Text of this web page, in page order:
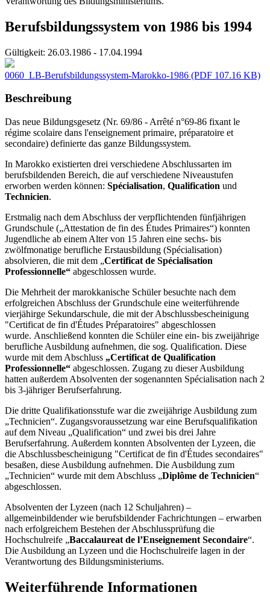
Berufsbildungssystem von 1986 bis 1994
Gültigkeit: 26.03.1986 - 17.04.1994
0060_LB-Berufsbildungssystem-Marokko-1986 (PDF 107.16 KB)
Beschreibung
Das neue Bildungsgesetz (Nr. 69/86 - Arrêté n°69-86 fixant le
régime scolaire dans l'enseignement primaire, préparatoire et
secondaire) definierte das ganze Bildungssystem.
In Marokko existierten drei verschiedene Abschlussarten im
berufsbildenden Bereich, die auf verschiedene Niveaustufen
erworben werden können: Spécialisation, Qualification und
Technicien.
Erstmalig nach dem Abschluss der verpflichtenden fünfjährigen
Grundschule („Attestation de fin des Études Primaires“) konnten
Jugendliche ab einem Alter von 15 Jahren eine sechs- bis
zwölfmonatige berufliche Erstausbildung (Spécialisation)
absolvieren, die mit dem „Certificat de Spécialisation
Professionnelle“ abgeschlossen wurde.
Die Mehrheit der marokkanische Schüler besuchte nach dem
erfolgreichen Abschluss der Grundschule eine weiterführende
vierjähirge Sekundarschule, die mit der Abschlussbescheinigung
"Certificat de fin d'Études Préparatoires" abgeschlossen
wurde. Anschließend konnten die Schüler eine ein- bis zweijährige
berufliche Ausbildung aufnehmen, die sog. Qualification. Diese
wurde mit dem Abschluss „Certificat de Qualification
Professionnelle“ abgeschlossen. Zugang zu dieser Ausbildung
hatten außerdem Absolventen der sogenannten Spécialisation nach 2
bis 3-jähriger Berufserfahrung.
Die dritte Qualifikationsstufe war die zweijährige Ausbildung zum
„Technicien“. Zugangsvoraussetzung war eine Berufsqualifikation
auf dem Niveau „Qualification“ und zwei bis drei Jahre
Berufserfahrung. Außerdem konnten Absolventen der Lyzeen, die
die Abschlussbescheinigung "Certificat de fin d'Études secondaires"
besaßen, diese Ausbildung aufnehmen. Die Ausbildung zum
„Technicien“ wurde mit dem Abschluss „Diplôme de Technicien“
abgeschlossen.
Absolventen der Lyzeen (nach 12 Schuljahren) –
allgemeinbildender wie berufsbildender Fachrichtungen – erwarben
nach erfolgreichem Bestehen der Abschlussprüfung die
Hochschulreife „Baccalaureat de l’Enseignement Secondaire“.
Die Ausbildung an Lyzeen und die Hochschulreife lagen in der
Verantwortung des Bildungsministeriums.
Weiterführende Informationen